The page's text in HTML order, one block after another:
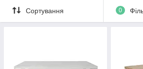
Сортування 0